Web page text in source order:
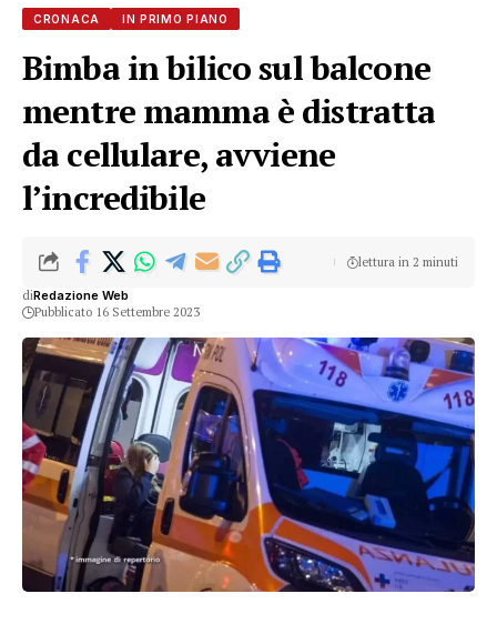
CRONACA IN PRIMO PIANO
Bimba in bilico sul balcone
mentre mamma è distratta
da cellulare, avviene
l’incredibile
diRedazione Web
Pubblicato 16 Settembre 2023
lettura in 2 minuti